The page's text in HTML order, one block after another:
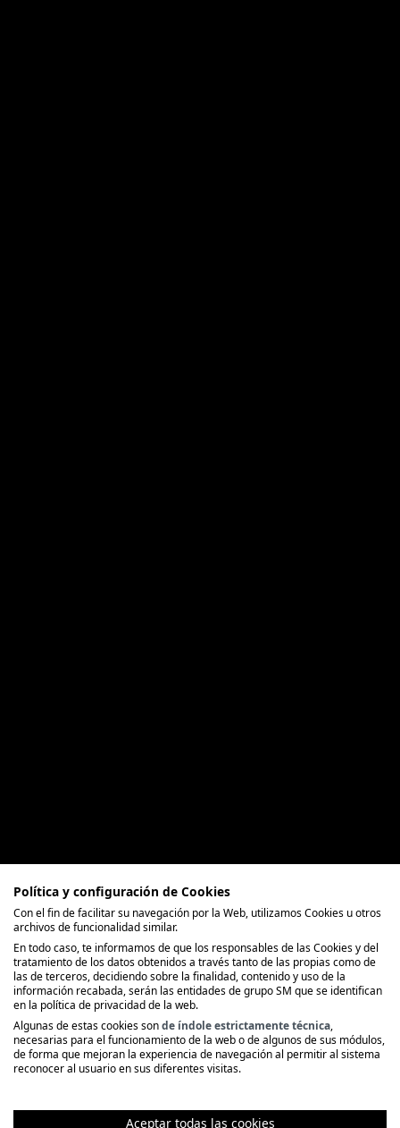
Política y configuración de Cookies
Con el fin de facilitar su navegación por la Web, utilizamos Cookies u otros
archivos de funcionalidad similar.
En todo caso, te informamos de que los responsables de las Cookies y del
tratamiento de los datos obtenidos a través tanto de las propias como de
las de terceros, decidiendo sobre la finalidad, contenido y uso de la
información recabada, serán las entidades de grupo SM que se identifican
en la política de privacidad de la web.
Algunas de estas cookies sonde índole estrictamente técnica,
necesarias para el funcionamiento de la web o de algunos de sus módulos,
de forma que mejoran la experiencia de navegación al permitir al sistema
reconocer al usuario en sus diferentes visitas.
Aceptar todas las cookies